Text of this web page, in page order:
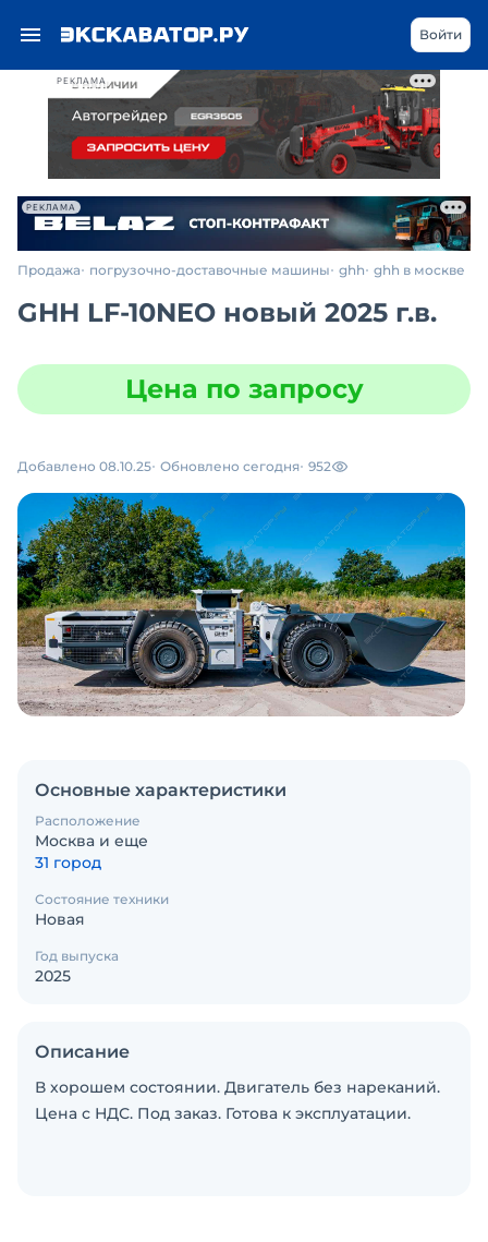
РЕКЛАМА
Войти
РЕКЛАМА
Продажа погрузочно-доставочные машины ghh ghh в москве
GHH LF-10NEO новый 2025 г.в.
Цена по запросу
Добавлено 08.10.25 Обновлено сегодня 952
Основные характеристики
Расположение
Москва и еще
31 город
Состояние техники
Новая
Год выпуска
2025
Описание
В хорошем состоянии. Двигатель без нареканий.
Цена с НДС. Под заказ. Готова к эксплуатации.